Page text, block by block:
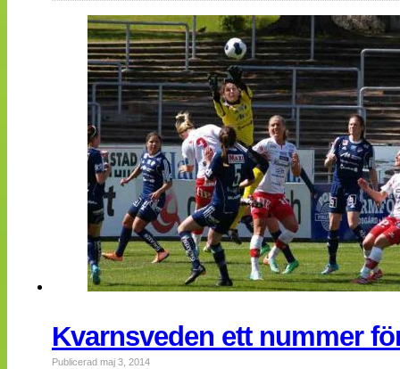
Kvarnsveden ett nummer
Publicerad maj 3, 2014